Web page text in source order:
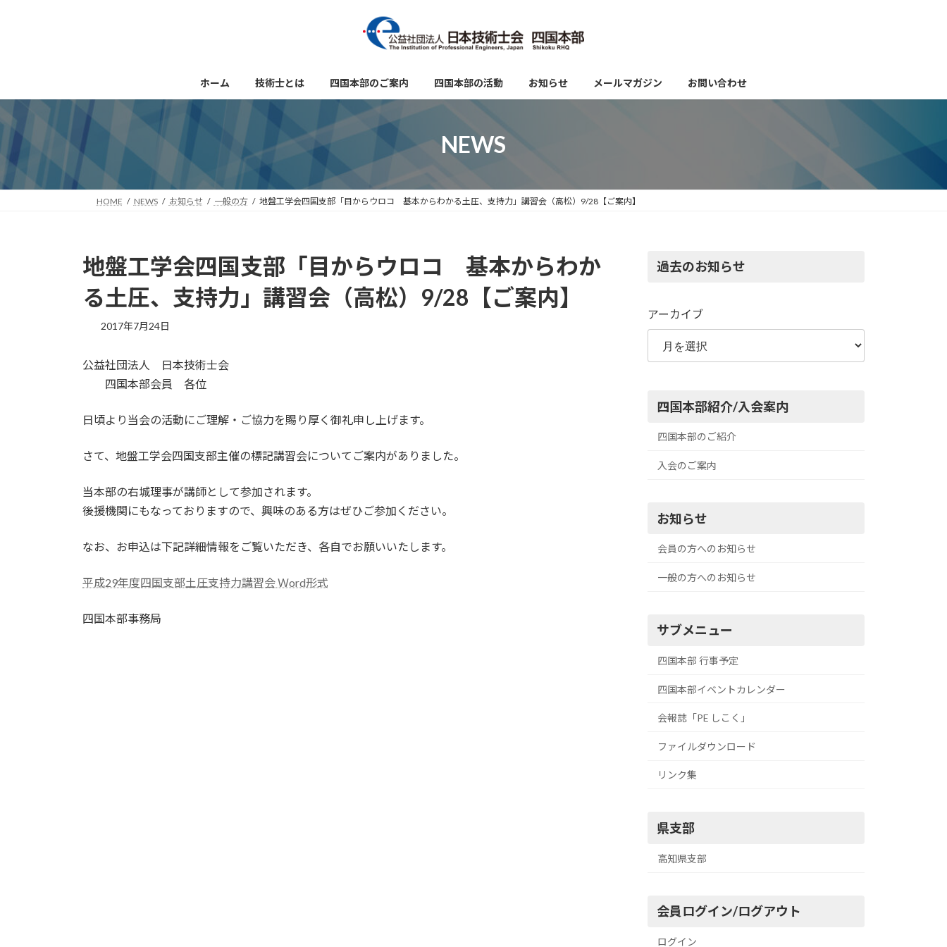
キ
プ
に
動
ホーム 技術士とは 四国本部のご案内 四国本部の活動 お知らせ メールマガジン お問い合わせ
NEWS
HOME NEWS お知らせ 一般の方 地盤工学会四国支部「目からウロコ 基本からわかる土圧、支持力」講習会（高松）9/28【ご案内】
地盤工学会四国支部「目からウロコ 基本からわか
る土圧、支持力」講習会（高松）9/28【ご案内】
2017年7月24日
公益社団法人 日本技術士会
四国本部会員 各位
日頃より当会の活動にご理解・ご協力を賜り厚く御礼申し上げます。
さて、地盤工学会四国支部主催の標記講習会についてご案内がありました。
当本部の右城理事が講師として参加されます。
後援機関にもなっておりますので、興味のある方はぜひご参加ください。
なお、お申込は下記詳細情報をご覧いただき、各自でお願いいたします。
平成29年度四国支部土圧支持力講習会 Ｗord形式
四国本部事務局
過去のお知らせ
アーカイブ
四国本部紹介/入会案内
四国本部のご紹介
入会のご案内
お知らせ
会員の方へのお知らせ
一般の方へのお知らせ
サブメニュー
四国本部 行事予定
四国本部イベントカレンダー
会報誌「PE しこく」
ファイルダウンロード
リンク集
県支部
高知県支部
会員ログイン/ログアウト
ログイン